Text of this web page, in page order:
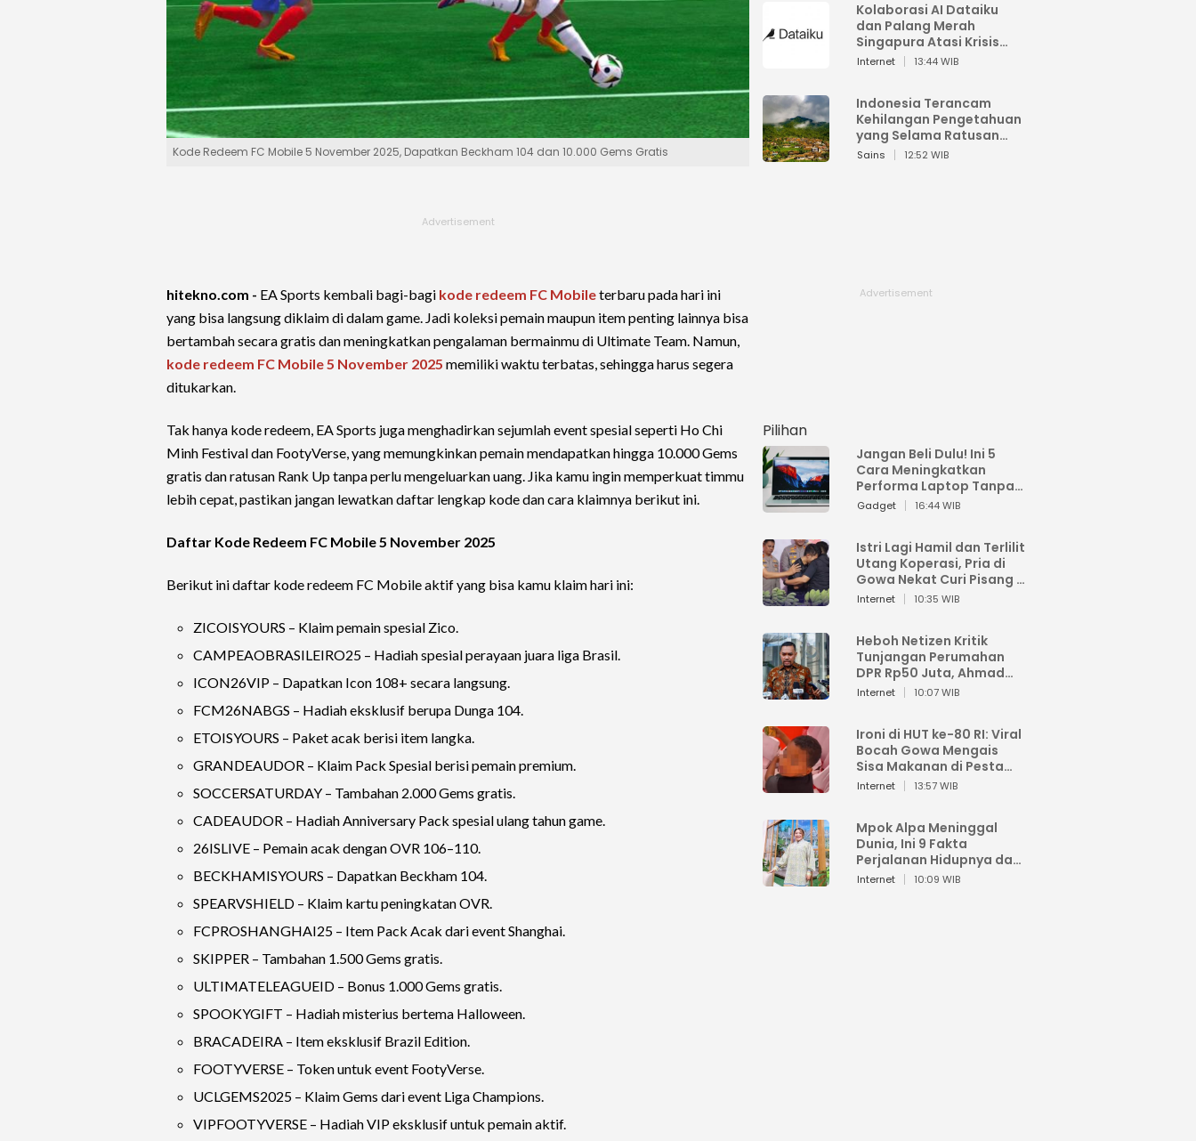
Kode Redeem FC Mobile 5 November 2025, Dapatkan Beckham 104 dan 10.000 Gems Gratis
hitekno.com - EA Sports kembali bagi-bagi kode redeem FC Mobileterbaru pada hari ini
yang bisa langsung diklaim di dalam game. Jadi koleksi pemain maupun item penting lainnya bisa
bertambah secara gratis dan meningkatkan pengalaman bermainmu di Ultimate Team. Namun,
kode redeem FC Mobile 5 November 2025 memiliki waktu terbatas, sehingga harus segera
ditukarkan.
Tak hanya kode redeem, EA Sports juga menghadirkan sejumlah event spesial seperti Ho Chi
Minh Festival dan FootyVerse, yang memungkinkan pemain mendapatkan hingga 10.000 Gems
gratis dan ratusan Rank Up tanpa perlu mengeluarkan uang. Jika kamu ingin memperkuat timmu
lebih cepat, pastikan jangan lewatkan daftar lengkap kode dan cara klaimnya berikut ini.
Daftar Kode Redeem FC Mobile 5 November 2025
Berikut ini daftar kode redeem FC Mobile aktif yang bisa kamu klaim hari ini:
ZICOISYOURS – Klaim pemain spesial Zico.
CAMPEAOBRASILEIRO25 – Hadiah spesial perayaan juara liga Brasil.
ICON26VIP – Dapatkan Icon 108+ secara langsung.
FCM26NABGS – Hadiah eksklusif berupa Dunga 104.
ETOISYOURS – Paket acak berisi item langka.
GRANDEAUDOR – Klaim Pack Spesial berisi pemain premium.
SOCCERSATURDAY – Tambahan 2.000 Gems gratis.
CADEAUDOR – Hadiah Anniversary Pack spesial ulang tahun game.
26ISLIVE – Pemain acak dengan OVR 106–110.
BECKHAMISYOURS – Dapatkan Beckham 104.
SPEARVSHIELD – Klaim kartu peningkatan OVR.
FCPROSHANGHAI25 – Item Pack Acak dari event Shanghai.
SKIPPER – Tambahan 1.500 Gems gratis.
ULTIMATELEAGUEID – Bonus 1.000 Gems gratis.
SPOOKYGIFT – Hadiah misterius bertema Halloween.
BRACADEIRA – Item eksklusif Brazil Edition.
FOOTYVERSE – Token untuk event FootyVerse.
UCLGEMS2025 – Klaim Gems dari event Liga Champions.
VIPFOOTYVERSE – Hadiah VIP eksklusif untuk pemain aktif.
Kolaborasi AI Dataiku
dan Palang Merah
Singapura Atasi Krisis
Bencana
Internet 13:44 WIB
Indonesia Terancam
Kehilangan Pengetahuan
yang Selama Ratusan
Tahun Menjaga Alam
Sains 12:52 WIB
Pilihan
Jangan Beli Dulu! Ini 5
Cara Meningkatkan
Performa Laptop Tanpa
Harus Beli Baru
Gadget 16:44 WIB
Istri Lagi Hamil dan Terlilit
Utang Koperasi, Pria di
Gowa Nekat Curi Pisang 4
Tandan Milik Tetangga,
Internet 10:35 WIB
Heboh Netizen Kritik
Tunjangan Perumahan
DPR Rp50 Juta, Ahmad
Sahroni: Enggak Senang
Internet 10:07 WIB
Ironi di HUT ke-80 RI: Viral
Bocah Gowa Mengais
Sisa Makanan di Pesta
Kemerdekaan
Internet 13:57 WIB
Mpok Alpa Meninggal
Dunia, Ini 9 Fakta
Perjalanan Hidupnya dari
Viral hingga Puncak
Internet 10:09 WIB